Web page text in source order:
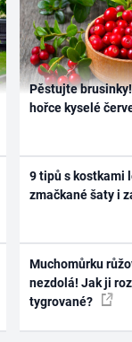
Pěstujte
hořce kyselé
9 tipů s kostkami
zmačkané šaty i
Muchomůrku
nezdolá! Jak ji
tygrované?